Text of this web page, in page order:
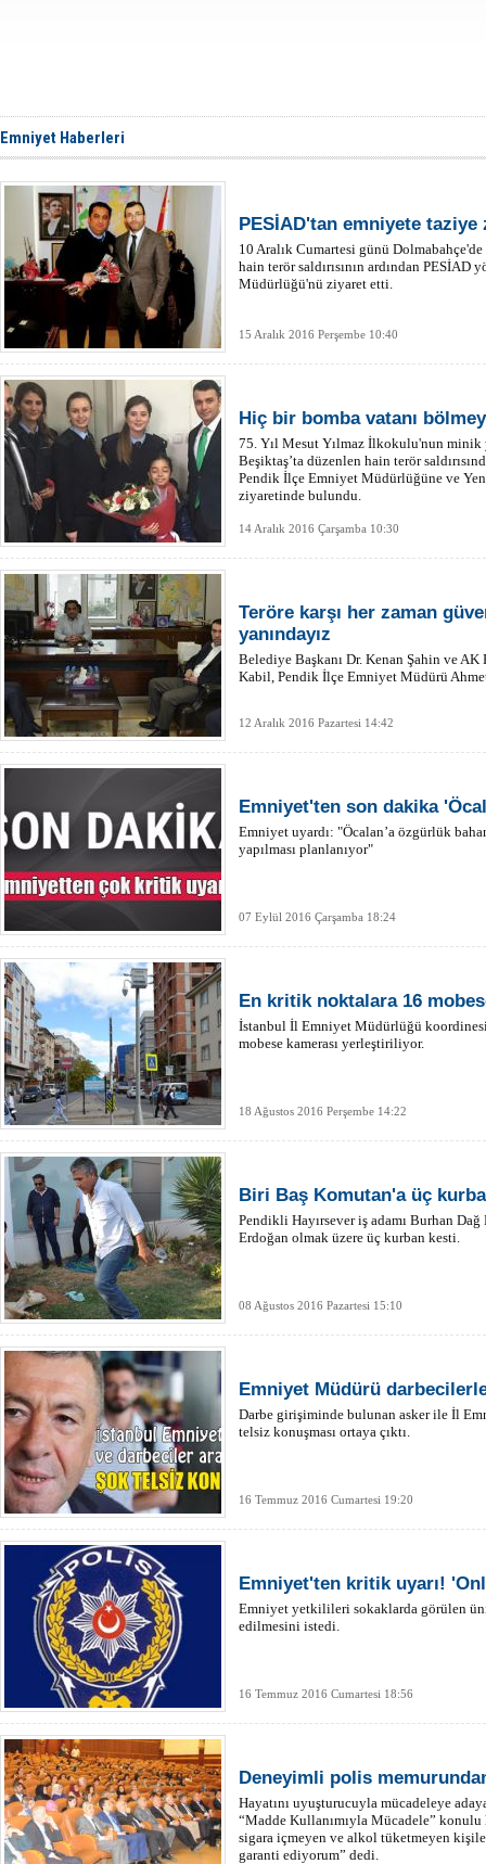
Emniyet Haberleri
PESİAD'tan emniyete taziye
10 Aralık Cumartesi günü
hain terör saldırısının ardından
Müdürlüğü'nü ziyaret etti.
15 Aralık 2016 Perşembe 10:40
Hiç bir bomba vatanı
75. Yıl Mesut Yılmaz İlkokulu'nun
Beşiktaş’ta düzenlen hain terör
Pendik İlçe Emniyet Müdürlüğüne ve
ziyaretinde bulundu.
14 Aralık 2016 Çarşamba 10:30
Teröre karşı her zaman
yanındayız
Belediye Başkanı Dr. Kenan Şahin ve AK
Kabil, Pendik İlçe Emniyet Müdürü
12 Aralık 2016 Pazartesi 14:42
Emniyet'ten son dakika
Emniyet uyardı: "Öcalan’a özgürlük
yapılması planlanıyor"
07 Eylül 2016 Çarşamba 18:24
En kritik noktalara 16
İstanbul İl Emniyet Müdürlüğü
mobese kamerası yerleştiriliyor.
18 Ağustos 2016 Perşembe 14:22
Biri Baş Komutan'a üç
Pendikli Hayırsever iş adamı Burhan
Erdoğan olmak üzere üç kurban kesti.
08 Ağustos 2016 Pazartesi 15:10
Emniyet Müdürü
Darbe girişiminde bulunan asker ile İl
telsiz konuşması ortaya çıktı.
16 Temmuz 2016 Cumartesi 19:20
Emniyet'ten kritik uyarı!
Emniyet yetkilileri sokaklarda görülen
edilmesini istedi.
16 Temmuz 2016 Cumartesi 18:56
Deneyimli polis
Hayatını uyuşturucuyla mücadeleye
“Madde Kullanımıyla Mücadele”
sigara içmeyen ve alkol tüketmeyen
garanti ediyorum” dedi.